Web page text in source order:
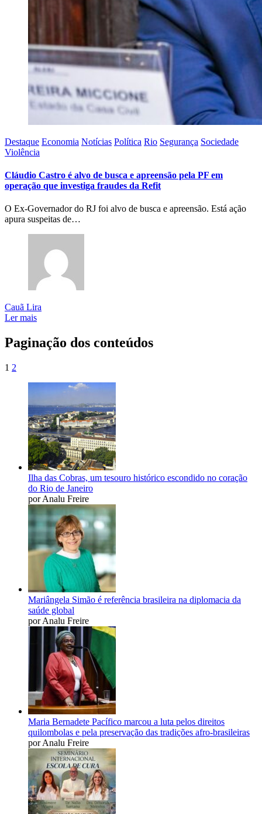
Destaque Economia Notícias Política Rio Segurança Sociedade
Violência
Cláudio Castro é alvo de busca e apreensão pela PF em
operação que investiga fraudes da Refit
O Ex-Governador do RJ foi alvo de busca e apreensão. Está ação
apura suspeitas de…
Cauã Lira
Ler mais
Paginação dos conteúdos
1 2
Ilha das Cobras, um tesouro histórico escondido no coração
do Rio de Janeiro
por Analu Freire
Mariângela Simão é referência brasileira na diplomacia da
saúde global
por Analu Freire
Maria Bernadete Pacífico marcou a luta pelos direitos
quilombolas e pela preservação das tradições afro-brasileiras
por Analu Freire